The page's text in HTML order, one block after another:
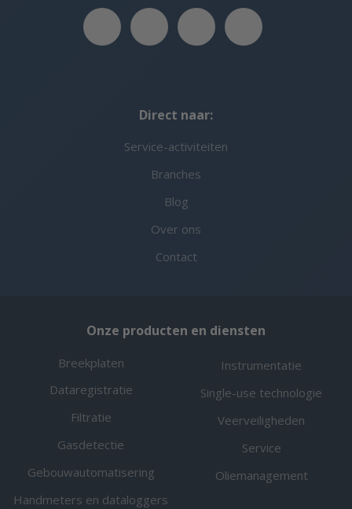
Direct naar:
Service-activiteiten
Branches
Blog
Over ons
Contact
Onze producten en diensten
Breekplaten
Dataregistratie
Filtratie
Gasdetectie
Gebouwautomatisering
Handmeters en dataloggers
Instrumentatie
Single-use technologie
Veerveiligheden
Service
Oliemanagement